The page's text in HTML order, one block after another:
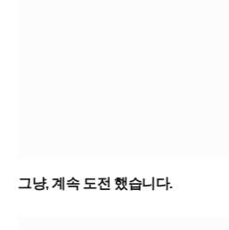
그냥, 계속 도전 했습니다.